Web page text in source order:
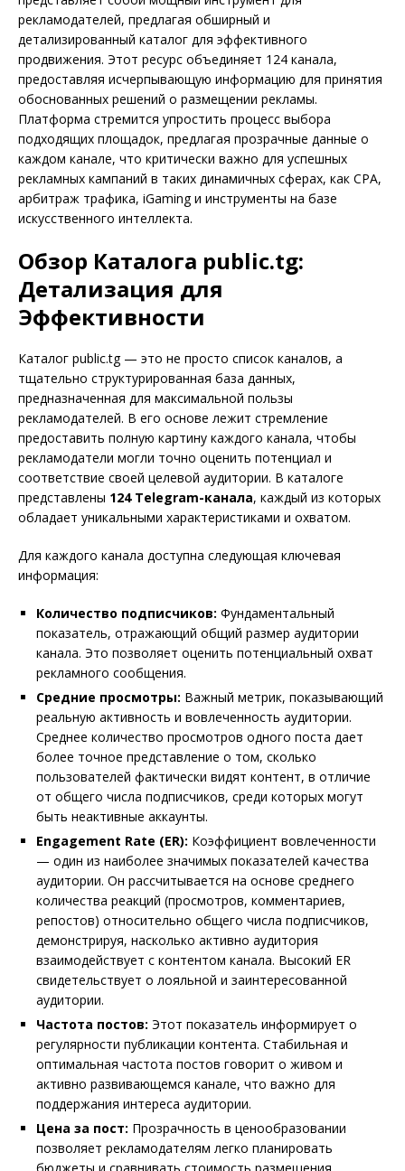
рекламодателей, предлагая обширный и
детализированный каталог для эффективного
продвижения. Этот ресурс объединяет 124 канала,
предоставляя исчерпывающую информацию для принятия
обоснованных решений о размещении рекламы.
Платформа стремится упростить процесс выбора
подходящих площадок, предлагая прозрачные данные о
каждом канале, что критически важно для успешных
рекламных кампаний в таких динамичных сферах, как CPA,
арбитраж трафика, iGaming и инструменты на базе
искусственного интеллекта.
Обзор Каталога public.tg:
Детализация для
Эффективности
Каталог public.tg — это не просто список каналов, а
тщательно структурированная база данных,
предназначенная для максимальной пользы
рекламодателей. В его основе лежит стремление
предоставить полную картину каждого канала, чтобы
рекламодатели могли точно оценить потенциал и
соответствие своей целевой аудитории. В каталоге
представлены 124 Telegram-канала, каждый из которых
обладает уникальными характеристиками и охватом.
Для каждого канала доступна следующая ключевая
информация:
Количество подписчиков: Фундаментальный
показатель, отражающий общий размер аудитории
канала. Это позволяет оценить потенциальный охват
рекламного сообщения.
Средние просмотры: Важный метрик, показывающий
реальную активность и вовлеченность аудитории.
Среднее количество просмотров одного поста дает
более точное представление о том, сколько
пользователей фактически видят контент, в отличие
от общего числа подписчиков, среди которых могут
быть неактивные аккаунты.
Engagement Rate (ER): Коэффициент вовлеченности
— один из наиболее значимых показателей качества
аудитории. Он рассчитывается на основе среднего
количества реакций (просмотров, комментариев,
репостов) относительно общего числа подписчиков,
демонстрируя, насколько активно аудитория
взаимодействует с контентом канала. Высокий ER
свидетельствует о лояльной и заинтересованной
аудитории.
Частота постов: Этот показатель информирует о
регулярности публикации контента. Стабильная и
оптимальная частота постов говорит о живом и
активно развивающемся канале, что важно для
поддержания интереса аудитории.
Цена за пост: Прозрачность в ценообразовании
позволяет рекламодателям легко планировать